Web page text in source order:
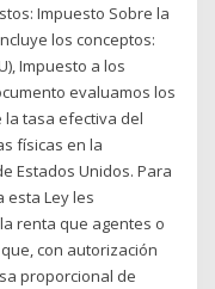
Impuesto Sobre la
los conceptos:
Impuesto a los
evaluamos los
la tasa efectiva del
físicas en la
Estados Unidos. Para
esta Ley les
renta que agentes o
con autorización
proporcional de